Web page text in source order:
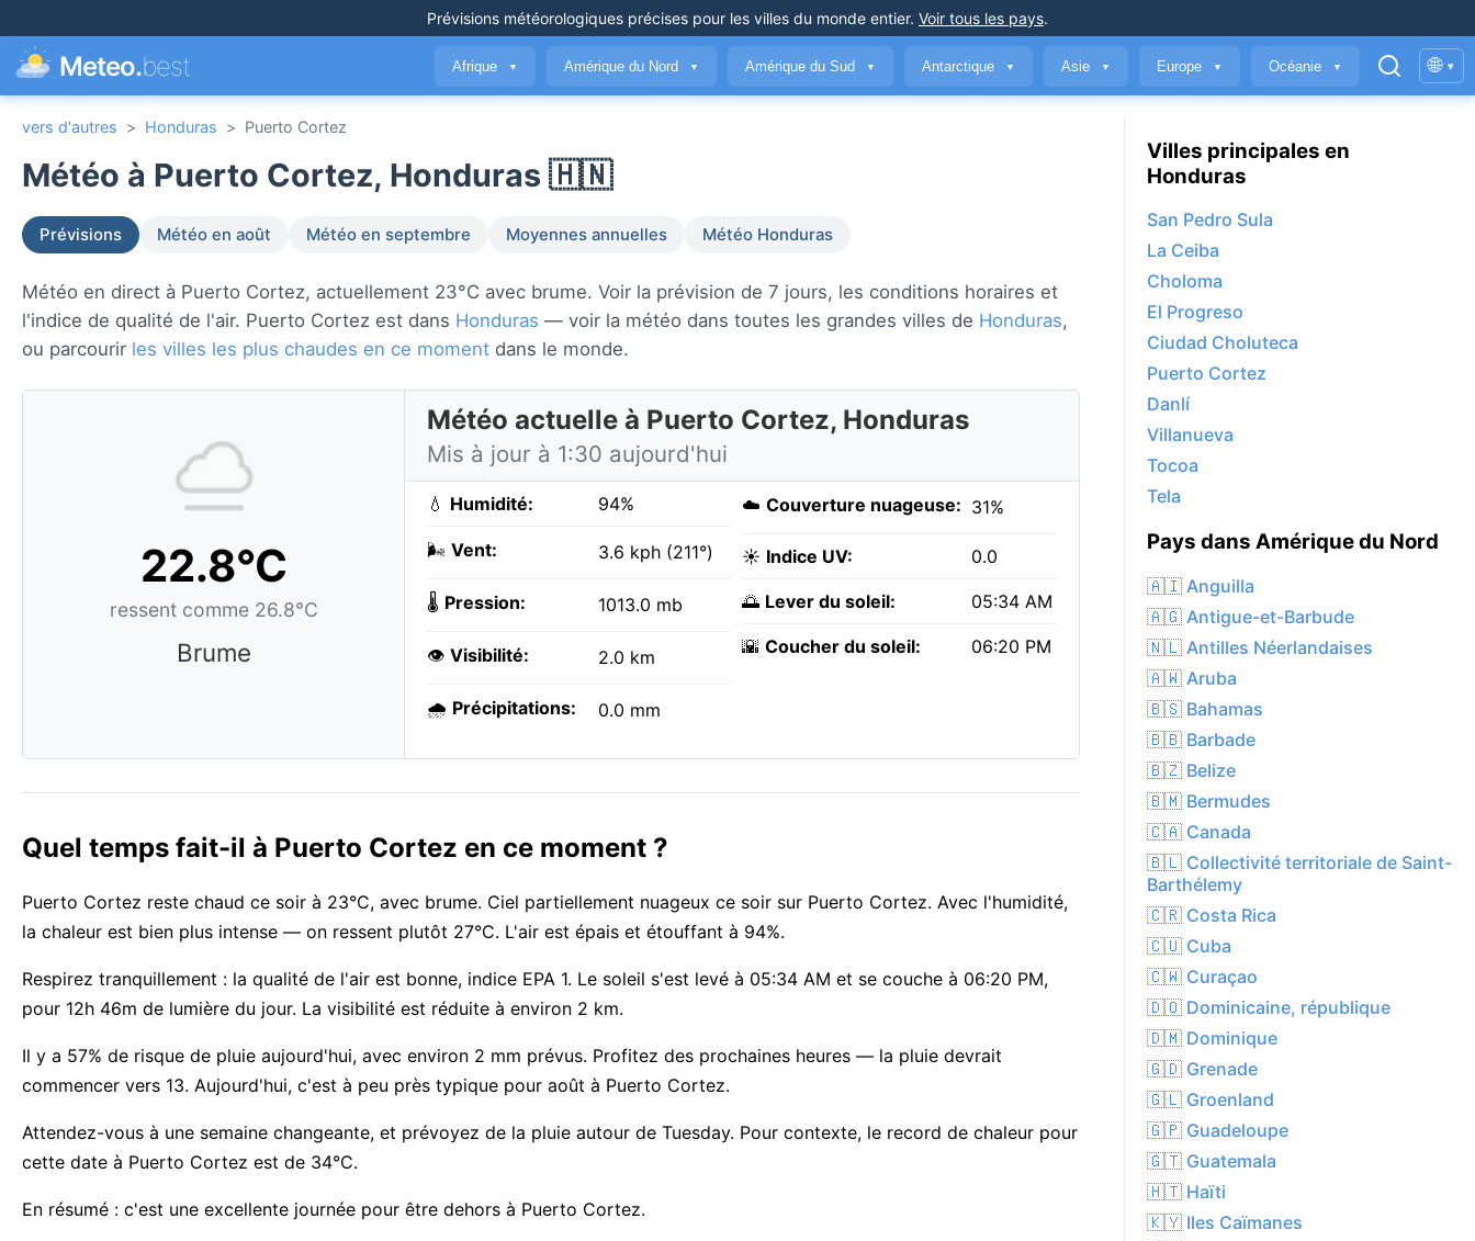
Prévisions météorologiques précises pour les villes du monde entier. Voir tous les pays.
Meteo.best Afrique ▼ Amérique du Nord ▼ Amérique du Sud ▼ Antarctique ▼ Asie ▼ Europe ▼ Océanie ▼ 🌐 ▾
vers d'autres > Honduras > Puerto Cortez
Météo à Puerto Cortez, Honduras 🇭🇳
Prévisions Météo en août Météo en septembre Moyennes annuelles Météo Honduras
Météo en direct à Puerto Cortez, actuellement 23°C avec brume. Voir la prévision de 7 jours, les conditions horaires et
l'indice de qualité de l'air. Puerto Cortez est dans Honduras — voir la météo dans toutes les grandes villes de Honduras,
ou parcourir les villes les plus chaudes en ce moment dans le monde.
22.8°C
ressent comme 26.8°C
Brume
Météo actuelle à Puerto Cortez, Honduras
Mis à jour à 1:30 aujourd'hui
💧 Humidité: 94%
🌬️ Vent: 3.6 kph (211°)
🌡️ Pression: 1013.0 mb
👁️ Visibilité: 2.0 km
🌧️ Précipitations: 0.0 mm
☁️ Couverture nuageuse: 31%
☀️ Indice UV: 0.0
🌅 Lever du soleil: 05:34 AM
🌇 Coucher du soleil: 06:20 PM
Quel temps fait-il à Puerto Cortez en ce moment ?
Puerto Cortez reste chaud ce soir à 23°C, avec brume. Ciel partiellement nuageux ce soir sur Puerto Cortez. Avec l'humidité,
la chaleur est bien plus intense — on ressent plutôt 27°C. L'air est épais et étouffant à 94%.
Respirez tranquillement : la qualité de l'air est bonne, indice EPA 1. Le soleil s'est levé à 05:34 AM et se couche à 06:20 PM,
pour 12h 46m de lumière du jour. La visibilité est réduite à environ 2 km.
Il y a 57% de risque de pluie aujourd'hui, avec environ 2 mm prévus. Profitez des prochaines heures — la pluie devrait
commencer vers 13. Aujourd'hui, c'est à peu près typique pour août à Puerto Cortez.
Attendez-vous à une semaine changeante, et prévoyez de la pluie autour de Tuesday. Pour contexte, le record de chaleur pour
cette date à Puerto Cortez est de 34°C.
En résumé : c'est une excellente journée pour être dehors à Puerto Cortez.
Villes principales en
Honduras
San Pedro Sula
La Ceiba
Choloma
El Progreso
Ciudad Choluteca
Puerto Cortez
Danlí
Villanueva
Tocoa
Tela
Pays dans Amérique du Nord
🇦🇮 Anguilla
🇦🇬 Antigue-et-Barbude
🇳🇱 Antilles Néerlandaises
🇦🇼 Aruba
🇧🇸 Bahamas
🇧🇧 Barbade
🇧🇿 Belize
🇧🇲 Bermudes
🇨🇦 Canada
🇧🇱 Collectivité territoriale de Saint-
Barthélemy
🇨🇷 Costa Rica
🇨🇺 Cuba
🇨🇼 Curaçao
🇩🇴 Dominicaine, république
🇩🇲 Dominique
🇬🇩 Grenade
🇬🇱 Groenland
🇬🇵 Guadeloupe
🇬🇹 Guatemala
🇭🇹 Haïti
🇰🇾 Iles Caïmanes